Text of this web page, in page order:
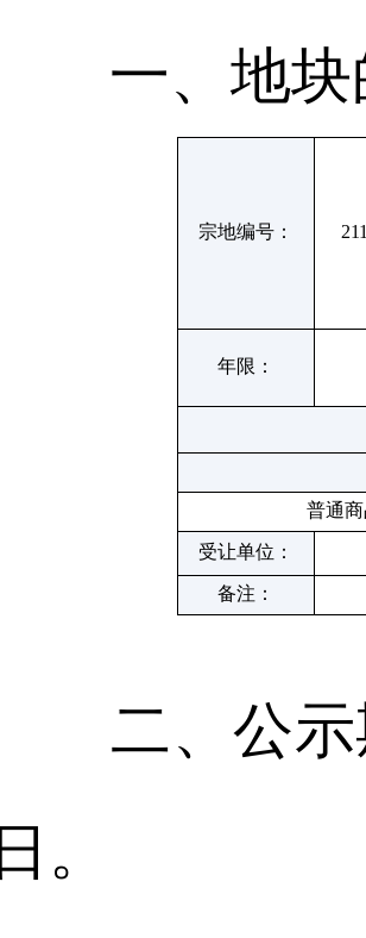
一、地块
宗地编号：
年限：
普通
受让单位：
备注：
二、公示期
日。